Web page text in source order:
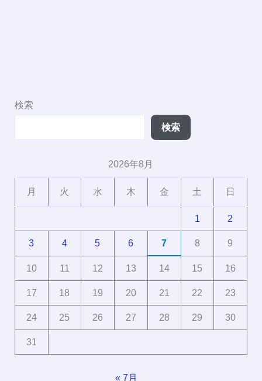
検索
検索
2026年8月
月 火 水 木 金 土 日
1 2
3 4 5 6 7 8 9
10 11 12 13 14 15 16
17 18 19 20 21 22 23
24 25 26 27 28 29 30
31
« 7月